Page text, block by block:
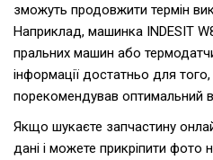
зможуть продовжити термін
Наприклад, машинка INDESIT
пральних машин або
інформації достатньо для
порекомендував оптимальний
Якщо шукаєте запчастину
дані і можете прикріпити